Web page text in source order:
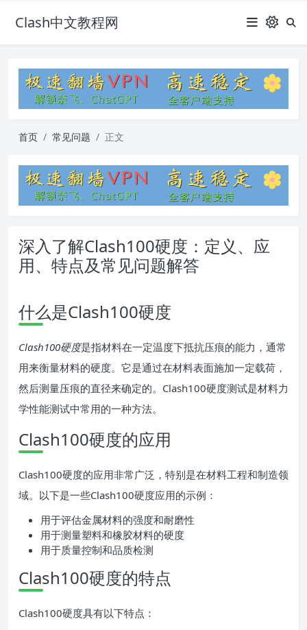
Clash中文教程网
首页 常见问题 正文
深入了解Clash100硬度：定义、应
用、特点及常见问题解答
什么是Clash100硬度
Clash100硬度是指材料在一定温度下抵抗压痕的能力，通常
用来衡量材料的硬度。它是通过在材料表面施加一定载荷，
然后测量压痕的直径来确定的。Clash100硬度测试是材料力
学性能测试中常用的一种方法。
Clash100硬度的应用
Clash100硬度的应用非常广泛，特别是在材料工程和制造领
域。以下是一些Clash100硬度应用的示例：
用于评估金属材料的强度和耐磨性
用于测量塑料和橡胶材料的硬度
用于质量控制和品质检测
Clash100硬度的特点
Clash100硬度具有以下特点：